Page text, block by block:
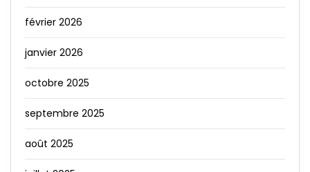
février 2026
janvier 2026
octobre 2025
septembre 2025
août 2025